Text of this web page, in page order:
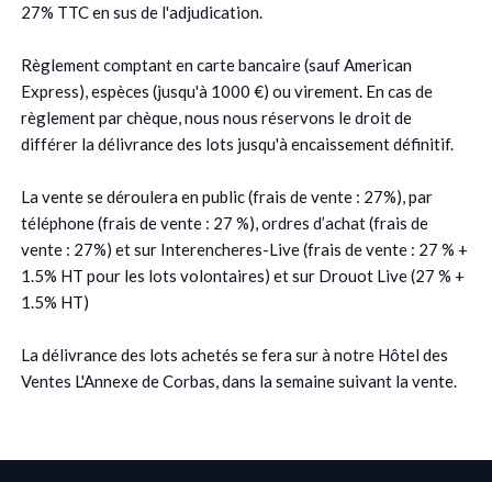
27% TTC en sus de l'adjudication.
Règlement comptant en carte bancaire (sauf American
Express), espèces (jusqu'à 1000 €) ou virement. En cas de
règlement par chèque, nous nous réservons le droit de
différer la délivrance des lots jusqu'à encaissement définitif.
La vente se déroulera en public (frais de vente : 27%), par
téléphone (frais de vente : 27 %), ordres d’achat (frais de
vente : 27%) et sur Interencheres-Live (frais de vente : 27 % +
1.5% HT pour les lots volontaires) et sur Drouot Live (27 % +
1.5% HT)
La délivrance des lots achetés se fera sur à notre Hôtel des
Ventes L'Annexe de Corbas, dans la semaine suivant la vente.